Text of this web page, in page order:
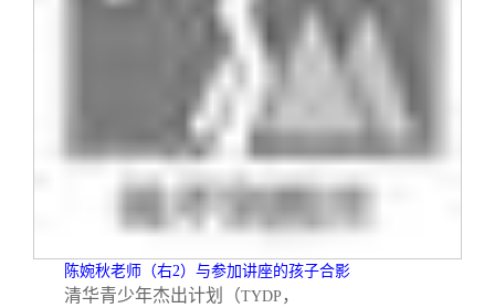
陈婉秋老师（右2）与参加讲座的孩子合影
清华青少年杰出计划（TYDP ，